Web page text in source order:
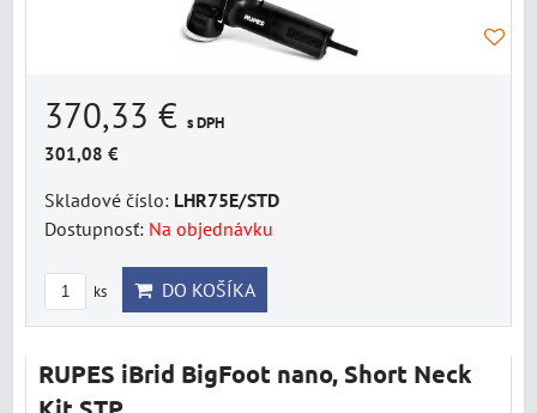
370,33 € s DPH
301,08 €
Skladové číslo: LHR75E/STD
Dostupnosť: Na objednávku
ks DO KOŠÍKA
RUPES iBrid BigFoot nano, Short Neck